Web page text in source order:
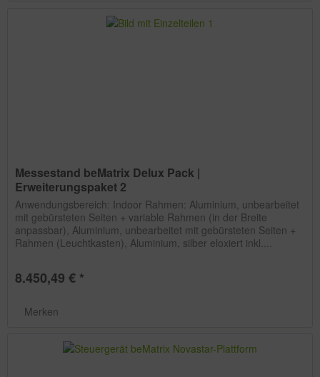
Messestand beMatrix Delux Pack |
Erweiterungspaket 2
Anwendungsbereich: Indoor Rahmen: Aluminium, unbearbeitet
mit gebürsteten Seiten + variable Rahmen (in der Breite
anpassbar), Aluminium, unbearbeitet mit gebürsteten Seiten +
Rahmen (Leuchtkasten), Aluminium, silber eloxiert inkl....
8.450,49 € *
Merken